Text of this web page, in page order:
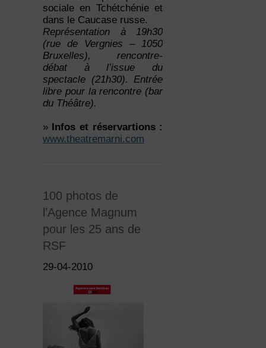
sociale en Tchétchénie et
dans le Caucase russe.
Représentation à 19h30
(rue de Vergnies – 1050
Bruxelles), rencontre-
débat à l’issue du
spectacle (21h30). Entrée
libre pour la rencontre (bar
du Théâtre).
»
Infos et réservartions :
www.theatremarni.com
100 photos de
l’Agence Magnum
pour les 25 ans de
RSF
29-04-2010